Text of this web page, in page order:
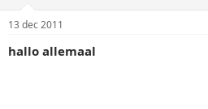
a
r
13 dec 2011
hallo allemaal